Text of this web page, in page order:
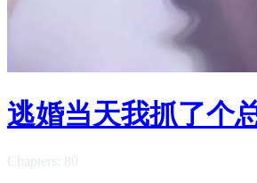
逃婚当天我抓了个
Chapters: 80